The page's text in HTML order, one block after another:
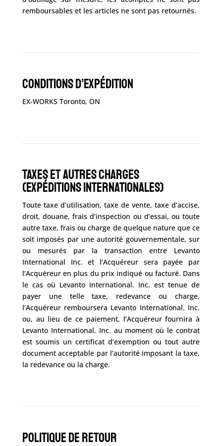
remboursables et les articles ne sont pas retournés.
Conditions d’expédition
EX-WORKS Toronto, ON
Taxes et autres Charges
(Expéditions internationales)
Toute taxe d’utilisation, taxe de vente, taxe d’accise,
droit, douane, frais d’inspection ou d’essai, ou toute
autre taxe, frais ou charge de quelque nature que ce
soit imposés par une autorité gouvernementale, sur
ou mesurés par la transaction entre Levanto
International Inc. et l’Acquéreur sera payée par
l’Acquéreur en plus du prix indiqué ou facturé. Dans
le cas où Levanto International. Inc. est tenue de
payer une telle taxe, redevance ou charge,
l’Acquéreur remboursera Levanto International. Inc.
ou, au lieu de ce paiement, l’Acquéreur fournira à
Levanto International. Inc. au moment où le contrat
est soumis un certificat d’exemption ou tout autre
document acceptable par l’autorité imposant la taxe,
la redevance ou la charge.
Politique de Retour